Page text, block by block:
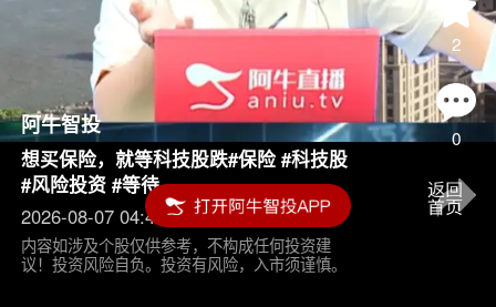
2
0
阿牛智投
想买保险，就等科技股跌#保险 #科技股
#风险投资 #等待
2026-08-07 04:45
内容如涉及个股仅供参考，不构成任何投资建
议！投资风险自负。投资有风险，入市须谨慎。